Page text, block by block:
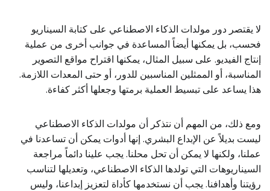
لا يقتصر دور مولدات الذكاء الاصطناعي على كتابة السيناريو
فحسب، بل يمكنها أيضاً المساعدة في جوانب أخرى من عملية
إنتاج الفيديو. على سبيل المثال، يمكنها اقتراح مواقع التصوير
المناسبة، أو الممثلين المناسبين للدور، أو حتى المعدات اللازمة.
هذا يساعد على تبسيط العملية برمتها وجعلها أكثر كفاءة.
ومع ذلك، من المهم أن نتذكر أن مولدات الذكاء الاصطناعي
ليست بديلاً عن الإبداع البشري. إنها أدوات يمكن أن تساعدنا في
عملنا، ولكنها لا يمكن أن تحل محلنا. يجب علينا دائماً مراجعة
السيناريوهات التي تولدها الذكاء الاصطناعي، وتعديلها لتناسب
رؤيتنا وأهدافنا. يجب أن نستخدمها كأداة لتعزيز إبداعنا، وليس